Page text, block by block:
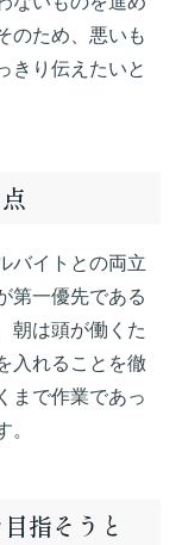
のため、悪いも
きり伝えたいと
バイトとの両立
第一優先である
朝は頭が働くた
入れることを徹
まで作業であっ
。
指そうと